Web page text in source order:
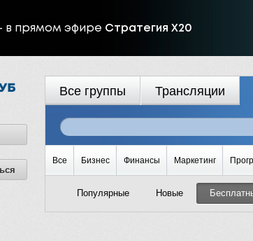
в прямом эфире Стратегия Х20
Все группы Трансляции
Все Бизнес Финансы Маркетинг
Популярные Новые